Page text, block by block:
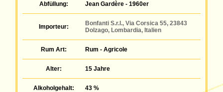
Abfüllung: Jean Gardère - 1960er
Importeur:
Bonfanti S.r.l., Via Corsica 55, 23843
Dolzago, Lombardia, Italien
Rum Art: Rum - Agricole
Alter: 15 Jahre
Alkoholgehalt: 43 %